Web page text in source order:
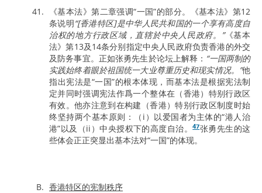
《基本法》第二章强调“一国”的部分。《基本法》第12
条说明“[香港特区]是中华人民共和国的一个享有高度自
治权的地方行政区域，直辖於中央人民政府。”《基本
法》第13及14条分别指定中央人民政府负责香港的外交
及防务事宜。正如张勇先生於论坛上解释： “一国两制的
实践始终着眼於祖国统一大业尊重历史和现实情况。”他
指出宪法是“一国”的根本体现，而基本法是根据宪法制
定并同时强调宪法作爲一个整体在（香港）特别行政区
有效。他亦注意到在构建（香港）特别行政区制度时始
终坚持两个基本原则：（i）以爱国者为主体的“港人治
港”以及（ii）中央授权下的高度自治。47张勇先生的这
些体会正正突显出基本法对“一国”的体现。
香港特区的宪制秩序